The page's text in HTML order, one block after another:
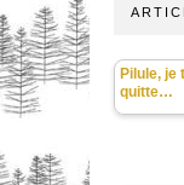
Pilule, je
quitte…